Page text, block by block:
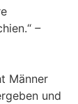
–
Männer
und